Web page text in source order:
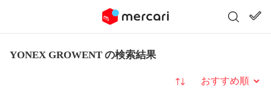
YONEX GROWENT の検索結果
並び替え